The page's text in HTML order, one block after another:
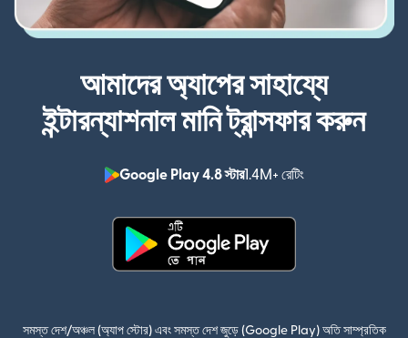
আমাদের অ্যাপের সাহায্যে
ইন্টারন্যাশনাল মানি ট্রান্সফার করুন
Google Play 4.8 স্টার1.4M+ রেটিং
সমস্ত দেশ/অঞ্চল (অ্যাপ স্টোর) এবং সমস্ত দেশ জুড়ে (Google Play) অতি সাম্প্রতিক